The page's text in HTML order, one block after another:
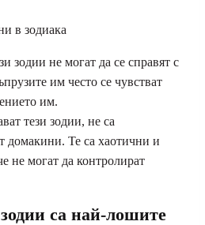
зодии не могат да се справят с
им често се чувстват
им.
тези зодии, не са
домакини. Те са хаотични и
не могат да контролират
са най-лошите